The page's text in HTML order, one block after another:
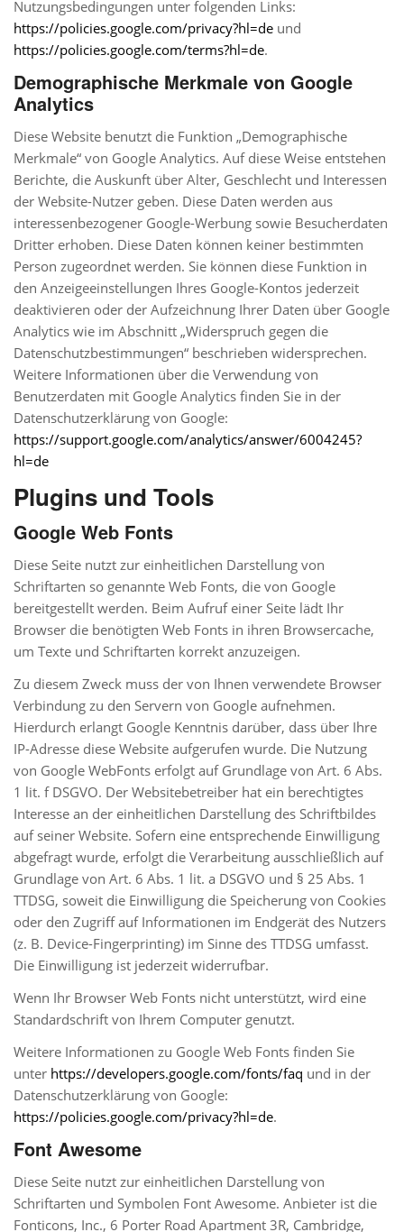
Nutzungsbedingungen unter folgenden Links:
https://policies.google.com/privacy?hl=de und
https://policies.google.com/terms?hl=de.
Demographische Merkmale von Google
Analytics
Diese Website benutzt die Funktion „Demographische
Merkmale“ von Google Analytics. Auf diese Weise entstehen
Berichte, die Auskunft über Alter, Geschlecht und Interessen
der Website-Nutzer geben. Diese Daten werden aus
interessenbezogener Google-Werbung sowie Besucherdaten
Dritter erhoben. Diese Daten können keiner bestimmten
Person zugeordnet werden. Sie können diese Funktion in
den Anzeigeeinstellungen Ihres Google-Kontos jederzeit
deaktivieren oder der Aufzeichnung Ihrer Daten über Google
Analytics wie im Abschnitt „Widerspruch gegen die
Datenschutzbestimmungen“ beschrieben widersprechen.
Weitere Informationen über die Verwendung von
Benutzerdaten mit Google Analytics finden Sie in der
Datenschutzerklärung von Google:
https://support.google.com/analytics/answer/6004245?
hl=de
Plugins und Tools
Google Web Fonts
Diese Seite nutzt zur einheitlichen Darstellung von
Schriftarten so genannte Web Fonts, die von Google
bereitgestellt werden. Beim Aufruf einer Seite lädt Ihr
Browser die benötigten Web Fonts in ihren Browsercache,
um Texte und Schriftarten korrekt anzuzeigen.
Zu diesem Zweck muss der von Ihnen verwendete Browser
Verbindung zu den Servern von Google aufnehmen.
Hierdurch erlangt Google Kenntnis darüber, dass über Ihre
IP-Adresse diese Website aufgerufen wurde. Die Nutzung
von Google WebFonts erfolgt auf Grundlage von Art. 6 Abs.
1 lit. f DSGVO. Der Websitebetreiber hat ein berechtigtes
Interesse an der einheitlichen Darstellung des Schriftbildes
auf seiner Website. Sofern eine entsprechende Einwilligung
abgefragt wurde, erfolgt die Verarbeitung ausschließlich auf
Grundlage von Art. 6 Abs. 1 lit. a DSGVO und § 25 Abs. 1
TTDSG, soweit die Einwilligung die Speicherung von Cookies
oder den Zugriff auf Informationen im Endgerät des Nutzers
(z. B. Device-Fingerprinting) im Sinne des TTDSG umfasst.
Die Einwilligung ist jederzeit widerrufbar.
Wenn Ihr Browser Web Fonts nicht unterstützt, wird eine
Standardschrift von Ihrem Computer genutzt.
Weitere Informationen zu Google Web Fonts finden Sie
unter https://developers.google.com/fonts/faq und in der
Datenschutzerklärung von Google:
https://policies.google.com/privacy?hl=de.
Font Awesome
Diese Seite nutzt zur einheitlichen Darstellung von
Schriftarten und Symbolen Font Awesome. Anbieter ist die
Fonticons, Inc., 6 Porter Road Apartment 3R, Cambridge,